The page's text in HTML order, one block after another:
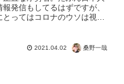
発信もしてるはずですが、
とってはコロナのウソは視聴
安がってる人を増やすほど、
2021.04.02 桑野一哉